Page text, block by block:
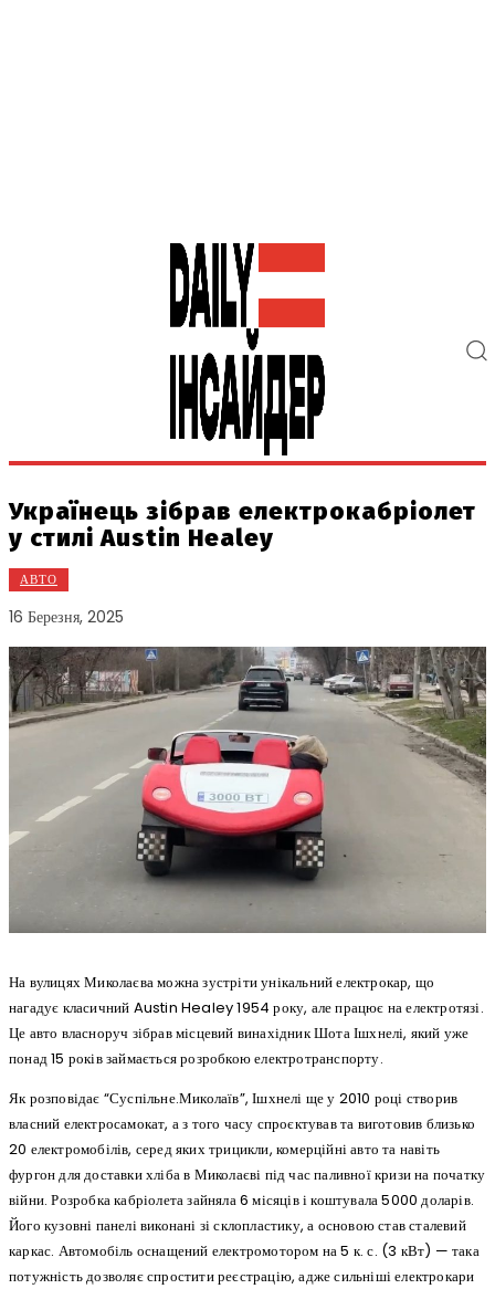
Українець зібрав електрокабріолет
у стилі Austin Healey
АВТО
16 Березня, 2025
На вулицях Миколаєва можна зустріти унікальний електрокар, що
нагадує класичний Austin Healey 1954 року, але працює на електротязі.
Це авто власноруч зібрав місцевий винахідник Шота Ішхнелі, який уже
понад 15 років займається розробкою електротранспорту.
Як розповідає “Суспільне.Миколаїв”, Ішхнелі ще у 2010 році створив
власний електросамокат, а з того часу спроєктував та виготовив близько
20 електромобілів, серед яких трицикли, комерційні авто та навіть
фургон для доставки хліба в Миколаєві під час паливної кризи на початку
війни. Розробка кабріолета зайняла 6 місяців і коштувала 5000 доларів.
Його кузовні панелі виконані зі склопластику, а основою став сталевий
каркас. Автомобіль оснащений електромотором на 5 к. с. (3 кВт) — така
потужність дозволяє спростити реєстрацію, адже сильніші електрокари